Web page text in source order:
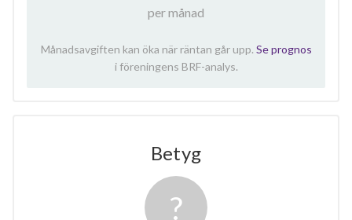
per månad
Månadsavgiften kan öka när räntan går upp. Se prognos
i föreningens BRF-analys.
Betyg